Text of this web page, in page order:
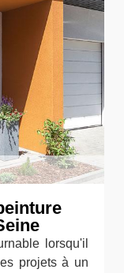
lorsqu'il
projets à un